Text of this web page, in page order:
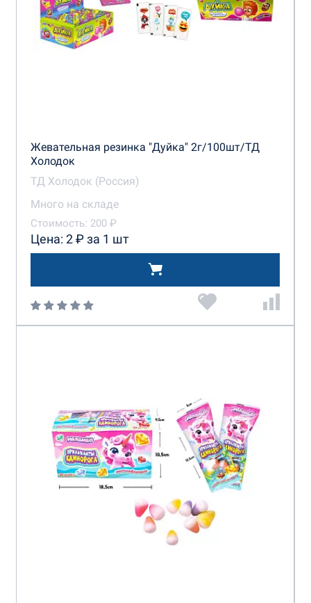
Жевательная резинка "Дуйка" 2г/100шт/ТД
Холодок
ТД Холодок (Россия)
Много на складе
Стоимость: 200 ₽
Цена: 2 ₽ за 1 шт